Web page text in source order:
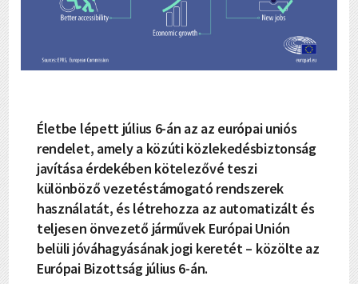
Életbe lépett július 6-án az az európai uniós
rendelet, amely a közúti közlekedésbiztonság
javítása érdekében kötelezővé teszi
különböző vezetéstámogató rendszerek
használatát, és létrehozza az automatizált és
teljesen önvezető járművek Európai Unión
belüli jóváhagyásának jogi keretét – közölte az
Európai Bizottság július 6-án.